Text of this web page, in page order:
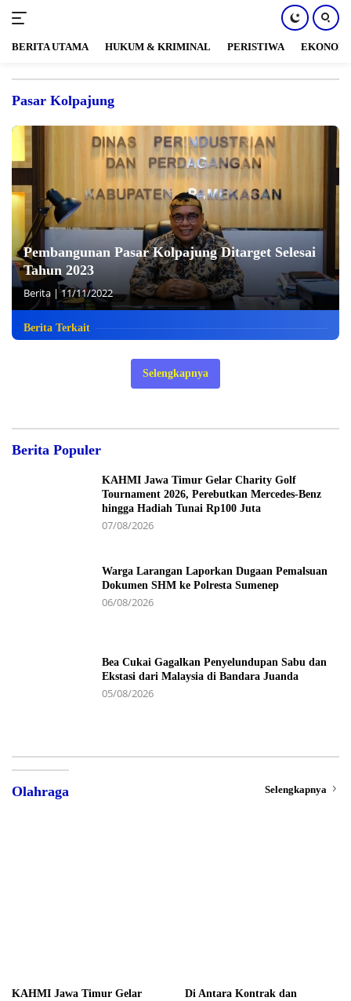
konten
BERITA UTAMA HUKUM & KRIMINAL PERISTIWA EKONOMI
Pasar Kolpajung
Pembangunan Pasar Kolpajung Ditarget Selesai
Tahun 2023
Berita |11/11/2022
Berita Terkait
Selengkapnya
Berita Populer
KAHMI Jawa Timur Gelar Charity Golf
Tournament 2026, Perebutkan Mercedes-Benz
hingga Hadiah Tunai Rp100 Juta
07/08/2026
Warga Larangan Laporkan Dugaan Pemalsuan
Dokumen SHM ke Polresta Sumenep
06/08/2026
Bea Cukai Gagalkan Penyelundupan Sabu dan
Ekstasi dari Malaysia di Bandara Juanda
05/08/2026
Olahraga Selengkapnya
KAHMI Jawa Timur Gelar
Di Antara Kontrak dan